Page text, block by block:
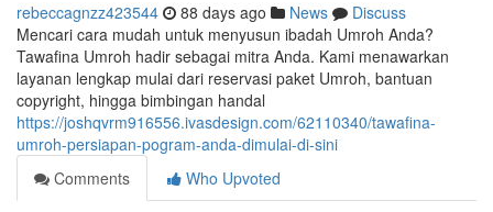
rebeccagnzz423544 88 days ago News
Discuss
Mencari cara mudah untuk menyusun ibadah Umroh Anda?
Tawafina Umroh hadir sebagai mitra Anda. Kami menawarkan
layanan lengkap mulai dari reservasi paket Umroh, bantuan
copyright, hingga bimbingan handal
https://joshqvrm916556.ivasdesign.com/62110340/tawafina-
umroh-persiapan-pogram-anda-dimulai-di-sini
Comments
Who Upvoted